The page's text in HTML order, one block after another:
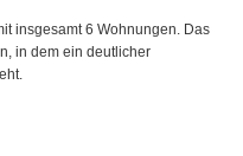
insgesamt 6 Wohnungen. Das
in dem ein deutlicher